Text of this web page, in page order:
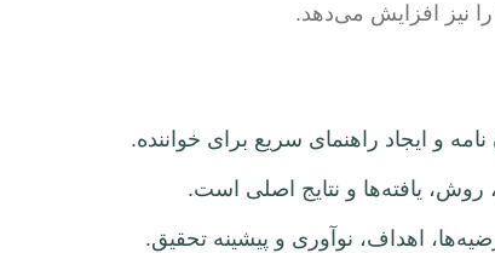
را نیز افزایش می‌دهد.
و ایجاد راهنمای سریع برای خواننده.
اهداف، نوآوری و پیشینه تحقیق.